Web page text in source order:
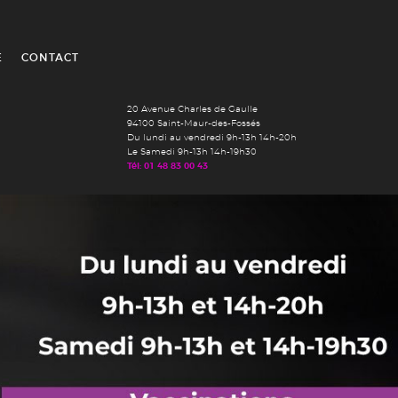
CONTACT
20 Avenue Charles de Gaulle
94100 Saint-Maur-des-Fossés
Du lundi au vendredi 9h-13h 14h-20h
Le Samedi 9h-13h 14h-19h30
Tél: 01 48 83 00 43